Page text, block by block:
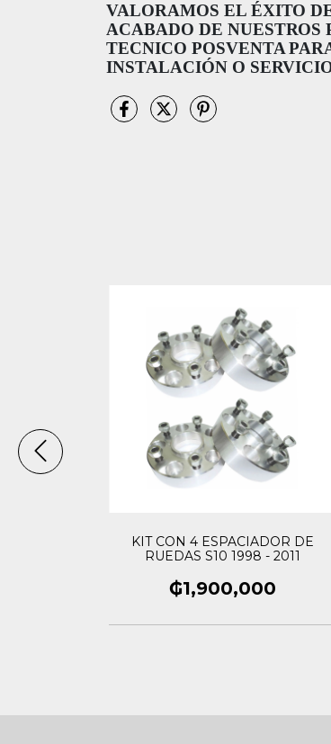
VALORAMOS EL ÉXITO
ACABADO DE NUESTROS
TECNICO POSVENTA
INSTALACIÓN O
KIT CON 4 ESPACIADOR DE
RUEDAS S10 1998 - 2011
₲1,900,000